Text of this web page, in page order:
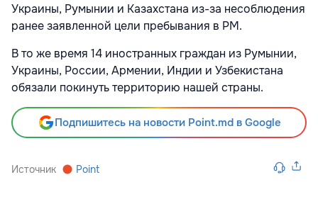
Украины, Румынии и Казахстана из-за несоблюдения
ранее заявленной цели пребывания в РМ.
В то же время 14 иностранных граждан из Румынии,
Украины, России, Армении, Индии и Узбекистана
обязали покинуть территорию нашей страны.
Подпишитесь на новости Point.md в Google
Источник Point